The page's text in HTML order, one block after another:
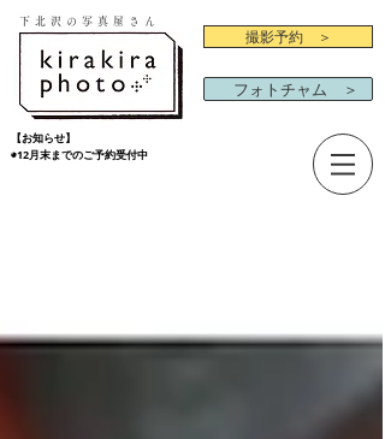
下北沢の写真屋さん
撮影予約 ＞
フォトチャム ＞
【お知らせ】
◉12月末までのご予約受付中